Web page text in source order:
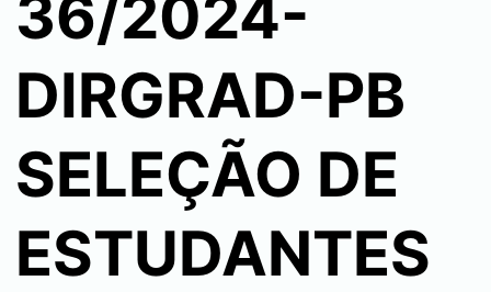
36/2024-
DIRGRAD-PB
SELEÇÃO DE
ESTUDANTES